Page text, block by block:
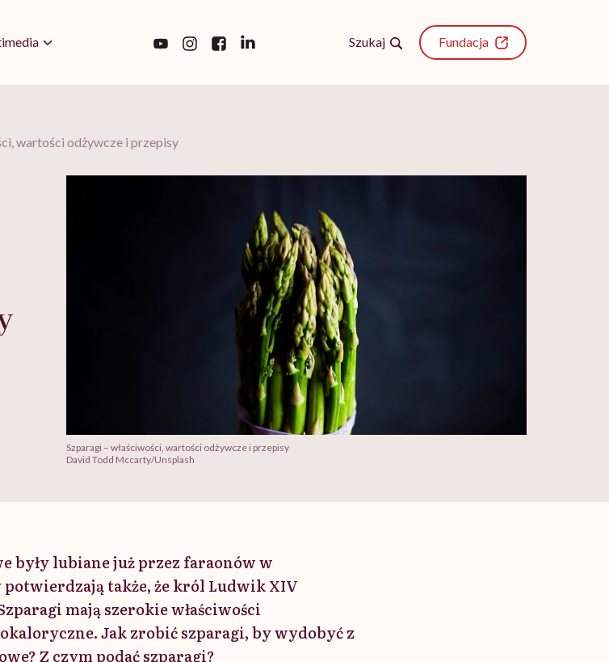
Szukaj Fundacja
wartości odżywcze i przepisy
Szparagi – właściwości, wartości odżywcze i przepisy
David Todd Mccarty/Unsplash
były lubiane już przez faraonów w
także, że król Ludwik XIV
mają szerokie właściwości
Jak zrobić szparagi, by wydobyć z
Z czym podać szparagi?